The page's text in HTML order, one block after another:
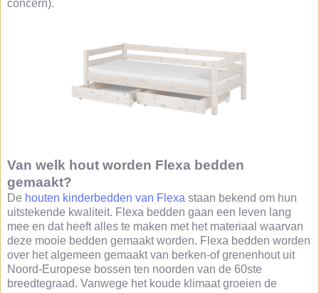
concern).
Van welk hout worden Flexa bedden
gemaakt?
De houten kinderbedden van Flexa staan bekend om hun
uitstekende kwaliteit. Flexa bedden gaan een leven lang
mee en dat heeft alles te maken met het materiaal waarvan
deze mooie bedden gemaakt worden. Flexa bedden worden
over het algemeen gemaakt van berken-of grenenhout uit
Noord-Europese bossen ten noorden van de 60ste
breedtegraad. Vanwege het koude klimaat groeien de